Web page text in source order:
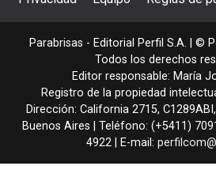
Parabrisas - Editorial Perfil S.A. | ©
Todos los derechos
Editor responsable: María
Registro de la propiedad
Dirección: California 2715, C1289ABI ,
Buenos Aires | Teléfono: (+5411)
4922 | E-mail: